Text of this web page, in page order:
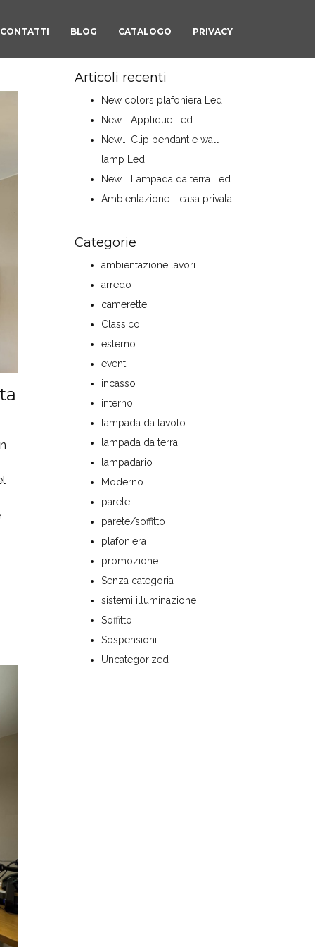
CONTATTI BLOG CATALOGO PRIVACY
Articoli recenti
New colors plafoniera Led
New…. Applique Led
New…. Clip pendant e wall
lamp Led
New…. Lampada da terra Led
Ambientazione…. casa privata
Categorie
ambientazione lavori
arredo
camerette
Classico
esterno
eventi
incasso
interno
lampada da tavolo
lampada da terra
lampadario
Moderno
parete
parete/soffitto
plafoniera
promozione
Senza categoria
sistemi illuminazione
Soffitto
Sospensioni
Uncategorized